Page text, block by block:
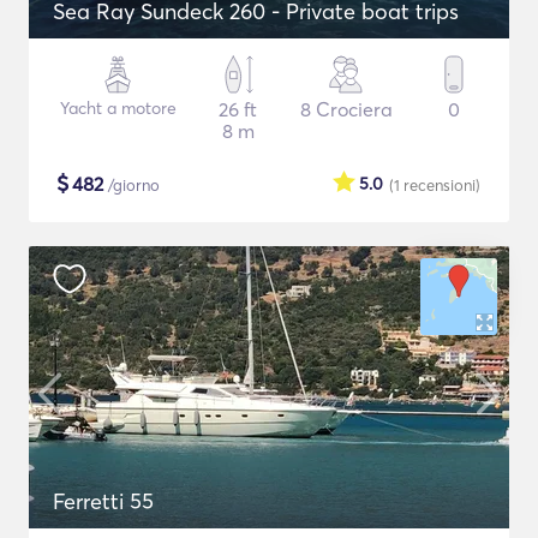
Sea Ray Sundeck 260 - Private boat trips
Yacht a motore
26 ft
8 m
8 Crociera 0
$482/giorno (1 recensioni)
5.0
Ferretti 55